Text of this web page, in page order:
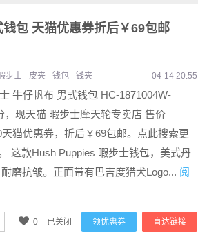
包 天猫优惠券折后￥69包邮
步士 皮夹 钱包 钱夹 04-14 20:55
牛仔帆布 男式钱包 HC-1871004W-
，现天猫 暇步士摩天轮专卖店 售价
猫优惠券，折后￥69包邮。点此搜索更
这款Hush Puppies 暇步士钱包，美式丹
磨抗皱。正面带有巴吉度猎犬Logo... 阅
直达链接
领优惠券
0 已关闭